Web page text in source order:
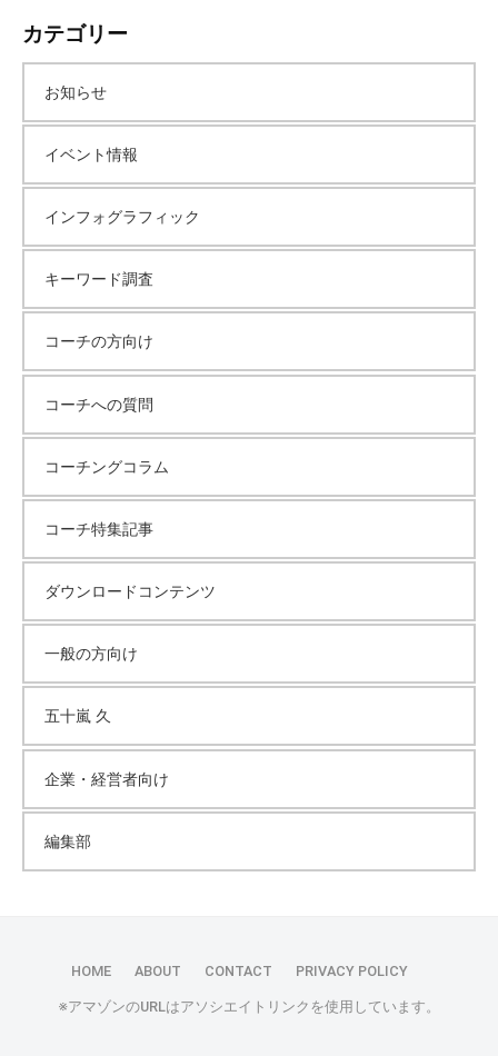
カテゴリー
お知らせ
イベント情報
インフォグラフィック
キーワード調査
コーチの方向け
コーチへの質問
コーチングコラム
コーチ特集記事
ダウンロードコンテンツ
一般の方向け
五十嵐 久
企業・経営者向け
編集部
HOME ABOUT CONTACT PRIVACY POLICY
※アマゾンのURLはアソシエイトリンクを使用しています。